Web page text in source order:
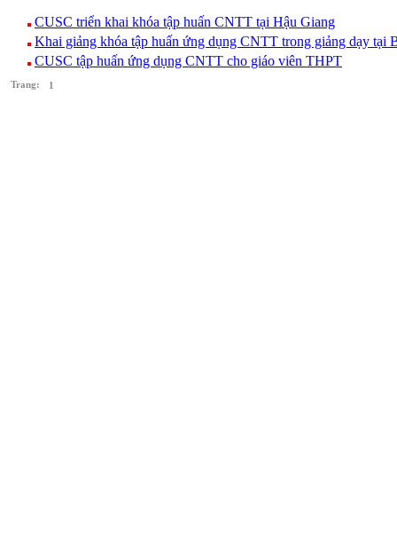
CUSC triển khai khóa tập huấn CNTT tại Hậu Giang
Khai giảng khóa tập huấn ứng dụng CNTT trong giảng dạy tại
CUSC tập huấn ứng dụng CNTT cho giáo viên THPT
Trang: 1